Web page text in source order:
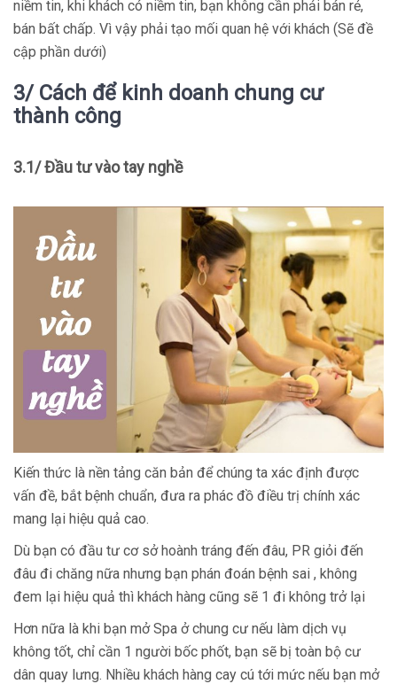
niềm tin, khi khách có niềm tin, bạn không cần phải bán rẻ,
bán bất chấp. Vì vậy phải tạo mối quan hệ với khách (Sẽ đề
cập phần dưới)
3/ Cách để kinh doanh chung cư
thành công
3.1/ Đầu tư vào tay nghề
Kiến thức là nền tảng căn bản để chúng ta xác định được
vấn đề, bắt bệnh chuẩn, đưa ra phác đồ điều trị chính xác
mang lại hiệu quả cao.
Dù bạn có đầu tư cơ sở hoành tráng đến đâu, PR giỏi đến
đâu đi chăng nữa nhưng bạn phán đoán bệnh sai , không
đem lại hiệu quả thì khách hàng cũng sẽ 1 đi không trở lại
Hơn nữa là khi bạn mở Spa ở chung cư nếu làm dịch vụ
không tốt, chỉ cần 1 người bốc phốt, bạn sẽ bị toàn bộ cư
dân quay lưng. Nhiều khách hàng cay cú tới mức nếu bạn mở